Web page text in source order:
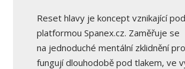
Reset hlavy je koncept vznikající pod
platformou Spanex.cz. Zaměřuje se
na jednoduché mentální zklidnění
fungují dlouhodobě pod tlakem, ve